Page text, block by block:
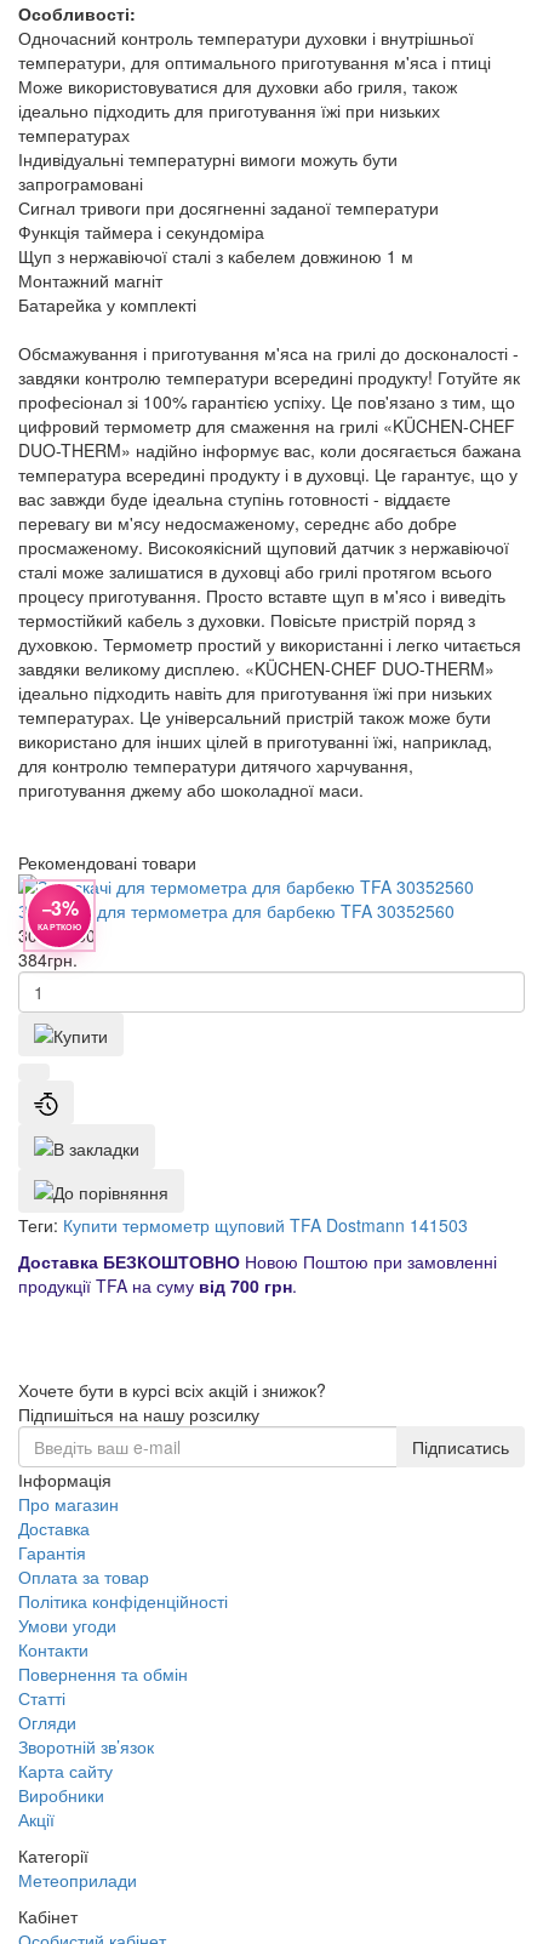
Особливості:
Одночасний контроль температури духовки і внутрішньої
температури, для оптимального приготування м'яса і птиці
Може використовуватися для духовки або гриля, також
ідеально підходить для приготування їжі при низьких
температурах
Індивідуальні температурні вимоги можуть бути
запрограмовані
Сигнал тривоги при досягненні заданої температури
Функція таймера і секундоміра
Щуп з нержавіючої сталі з кабелем довжиною 1 м
Монтажний магніт
Батарейка у комплекті
Обсмажування і приготування м'яса на грилі до досконалості -
завдяки контролю температури всередині продукту! Готуйте як
професіонал зі 100% гарантією успіху. Це пов'язано з тим, що
цифровий термометр для смаження на грилі «KÜCHEN-CHEF
DUO-THERM» надійно інформує вас, коли досягається бажана
температура всередині продукту і в духовці. Це гарантує, що у
вас завжди буде ідеальна ступінь готовності - віддаєте
перевагу ви м'ясу недосмаженому, середнє або добре
просмаженому. Високоякісний щуповий датчик з нержавіючої
сталі може залишатися в духовці або грилі протягом всього
процесу приготування. Просто вставте щуп в м'ясо і виведіть
термостійкий кабель з духовки. Повісьте пристрій поряд з
духовкою. Термометр простий у використанні і легко читається
завдяки великому дисплею. «KÜCHEN-CHEF DUO-THERM»
ідеально підходить навіть для приготування їжі при низьких
температурах. Це універсальний пристрій також може бути
використано для інших цілей в приготуванні їжі, наприклад,
для контролю температури дитячого харчування,
приготування джему або шоколадної маси.
Рекомендовані товари
−3%
КАРТКОЮ
Затискачі для термометра для барбекю TFA 30352560
30352560
384грн.
Теги: Купити термометр щуповий TFA Dostmann 141503
Доставка БЕЗКОШТОВНО Новою Поштою при замовленні
продукції TFA на суму від 700 грн.
Хочете бути в курсі всіх акцій і знижок?
Підпишіться на нашу розсилку
Підписатись
Інформація
Про магазин
Доставка
Гарантія
Оплата за товар
Політика конфіденційності
Умови угоди
Контакти
Повернення та обмін
Статті
Огляди
Зворотній зв’язок
Карта сайту
Виробники
Акції
Категорії
Метеоприлади
Кабінет